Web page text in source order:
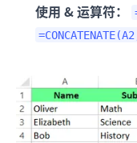
使用 & 运算符：